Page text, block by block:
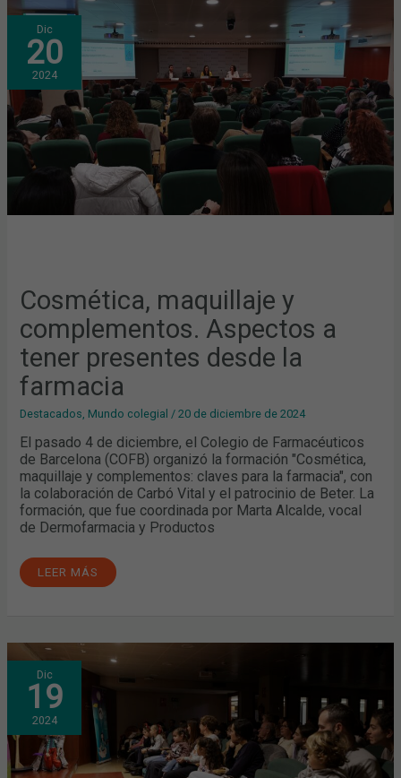
Dic
20
2024
Cosmética, maquillaje y
complementos. Aspectos a
tener presentes desde la
farmacia
Destacados Mundo colegial /20 de diciembre de 2024
El pasado 4 de diciembre, el Colegio de Farmacéuticos
de Barcelona (COFB) organizó la formación "Cosmética,
maquillaje y complementos: claves para la farmacia", con
la colaboración de Carbó Vital y el patrocinio de Beter. La
formación, que fue coordinada por Marta Alcalde, vocal
de Dermofarmacia y Productos
COSMÉTICA,
MAQUILLAJE
Y
COMPLEMENTOS.
ASPECTOS
A
TENER
PRESENTES
DESDE
LA
FARMACIA
LEER MÁS
Dic
19
2024
LA
FIESTA
INFANTIL
LLENA
EL
COFB
DE
NIÑOS,
NIÑAS
Y